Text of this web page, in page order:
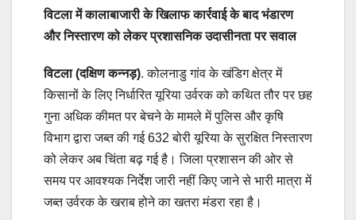
विटला में कालाबाजारी के खिलाफ कार्रवाई के बाद भंडारण
और निस्तारण को लेकर प्रशासनिक उदासीनता पर सवाल
विटला (दक्षिण कन्नड़). कोलनाडु गांव के खंडिग क्षेत्र में
किसानों के लिए निर्धारित यूरिया उर्वरक को कथित तौर पर छह
गुना अधिक कीमत पर बेचने के मामले में पुलिस और कृषि
विभाग द्वारा जब्त की गई 632 बोरी यूरिया के सुरक्षित निस्तारण
को लेकर अब चिंता बढ़ गई है। जिला प्रशासन की ओर से
समय पर आवश्यक निर्देश जारी नहीं किए जाने से भारी मात्रा में
जब्त उर्वरक के खराब होने का खतरा मंडरा रहा है।